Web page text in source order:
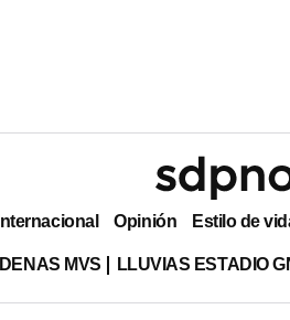
Internacional Opinión Estilo de
MVS LLUVIAS ESTADIO